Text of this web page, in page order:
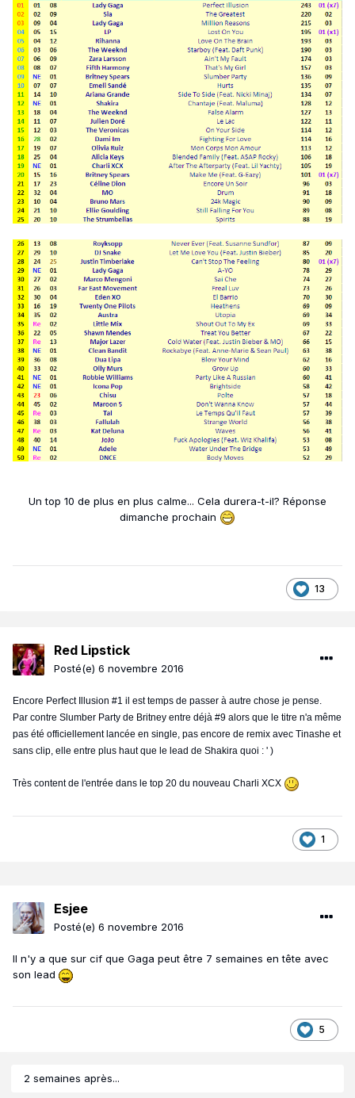
Un top 10 de plus en plus calme... Cela durera-t-il? Réponse
dimanche prochain
13
Red Lipstick
Posté(e) 6 novembre 2016
Encore Perfect Illusion #1 il est temps de passer à autre chose je pense.
Par contre Slumber Party de Britney entre déjà #9 alors que le titre n'a même
pas été officiellement lancée en single, pas encore de remix avec Tinashe et
sans clip, elle entre plus haut que le lead de Shakira quoi : ' )
Très content de l'entrée dans le top 20 du nouveau Charli XCX
1
Esjee
Posté(e) 6 novembre 2016
Il n'y a que sur cif que Gaga peut être 7 semaines en tête avec
son lead
5
2 semaines après...